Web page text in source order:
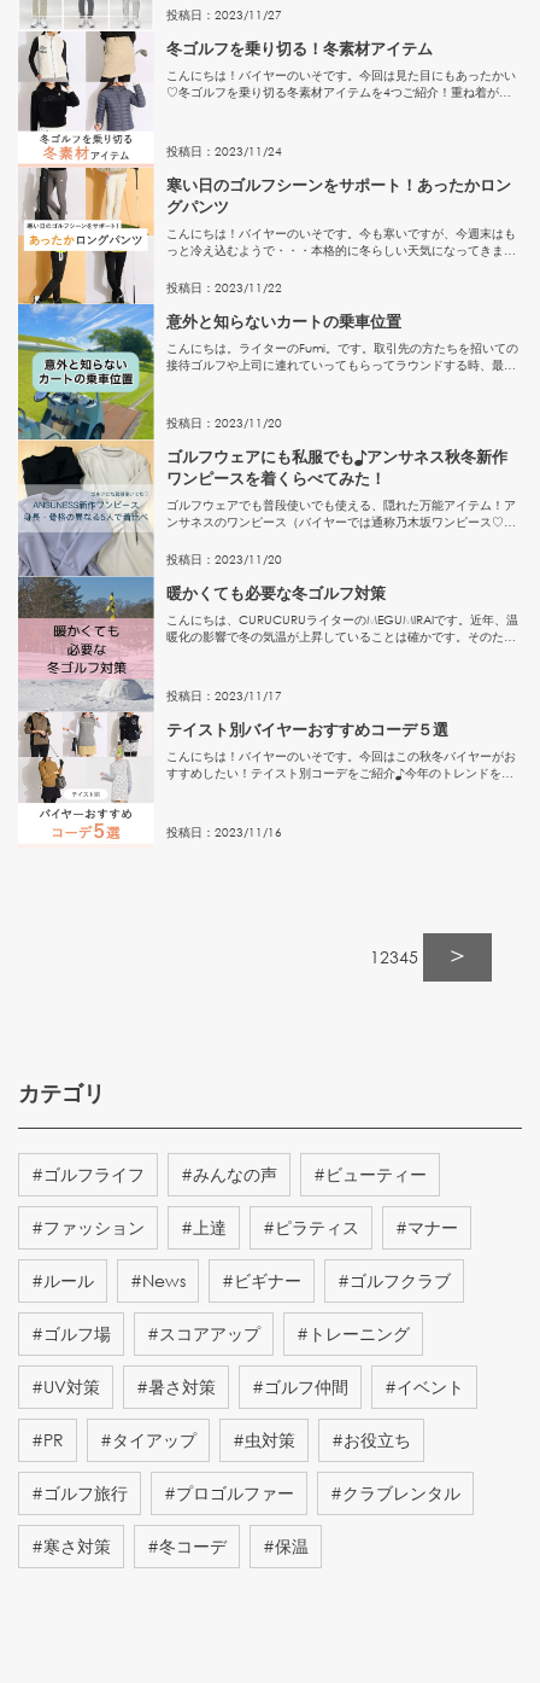
ことで、今回はあったかロングパンツを履き比べてみました！裾
投稿日： 2023/11 /27
冬ゴルフを乗り切る！冬素材アイテム
こんにちは！バイヤーのいそです。今回は見た目にもあったかい
♡冬ゴルフを乗り切る冬素材アイテムを4つご紹介！重ね着が楽
愛...
投稿日： 2023/11 /24
寒い日のゴルフシーンをサポート！あったかロン
グパンツ
こんにちは！バイヤーのいそです。今も寒いですが、今週末はも
っと冷え込むようで・・・本格的に冬らしい天気になってきまし
ツを4つご紹介♪あったかパンツと一言で言っても、様々な素材・
機能が...
投稿日： 2023/11 /22
意外と知らないカートの乗車位置
こんにちは。ライターのFumi。です。取引先の方たちを招いての
接待ゴルフや上司に連れていってもらってラウンドする時、最低
ので...
投稿日： 2023/11/20
ゴルフウェアにも私服でも♪アンサネス秋冬新作
ワンピースを着くらべてみた！
ゴルフウェアでも普段使いでも使える、隠れた万能アイテム！ア
ンサネスのワンピース（バイヤーでは通称乃木坂ワンピース♡）
ース身長・骨格・ゴルフの楽しみ方も異なるスタッフKaori、バイ
投稿日： 2023/11/20
暖かくても必要な冬ゴルフ対策
こんにちは、CURUCURUライターのMEGUMIRAIです。近年、温
暖化の影響で冬の気温が上昇していることは確かです。そのた
の...
投稿日： 2023/11/17
テイスト別バイヤーおすすめコーデ５選
こんにちは！バイヤーのいそです。今回はこの秋冬バイヤーがお
すすめしたい！テイスト別コーデをご紹介♪今年のトレンドを取
脚...
投稿日： 2023/11 /16
12345 ＞
カテゴリ
#ゴルフライフ #みんなの声 #ビューティー
#ファッション #上達 #ピラティス #マナー
#ルール #News #ビギナー #ゴルフクラブ
#ゴルフ場 #スコアアップ # トレーニング
#UV対策 #暑さ対策 #ゴルフ仲間 #イベント
#PR #タイアップ #虫対策 #お役立ち
#ゴルフ旅行 #プロゴルファー #クラブレンタル
#寒さ対策 #冬コーデ #保温